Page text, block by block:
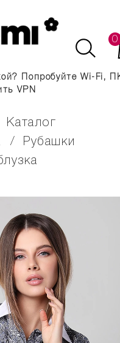
0
Попробуйте Wi-Fi,
VPN
каталог
рубашки